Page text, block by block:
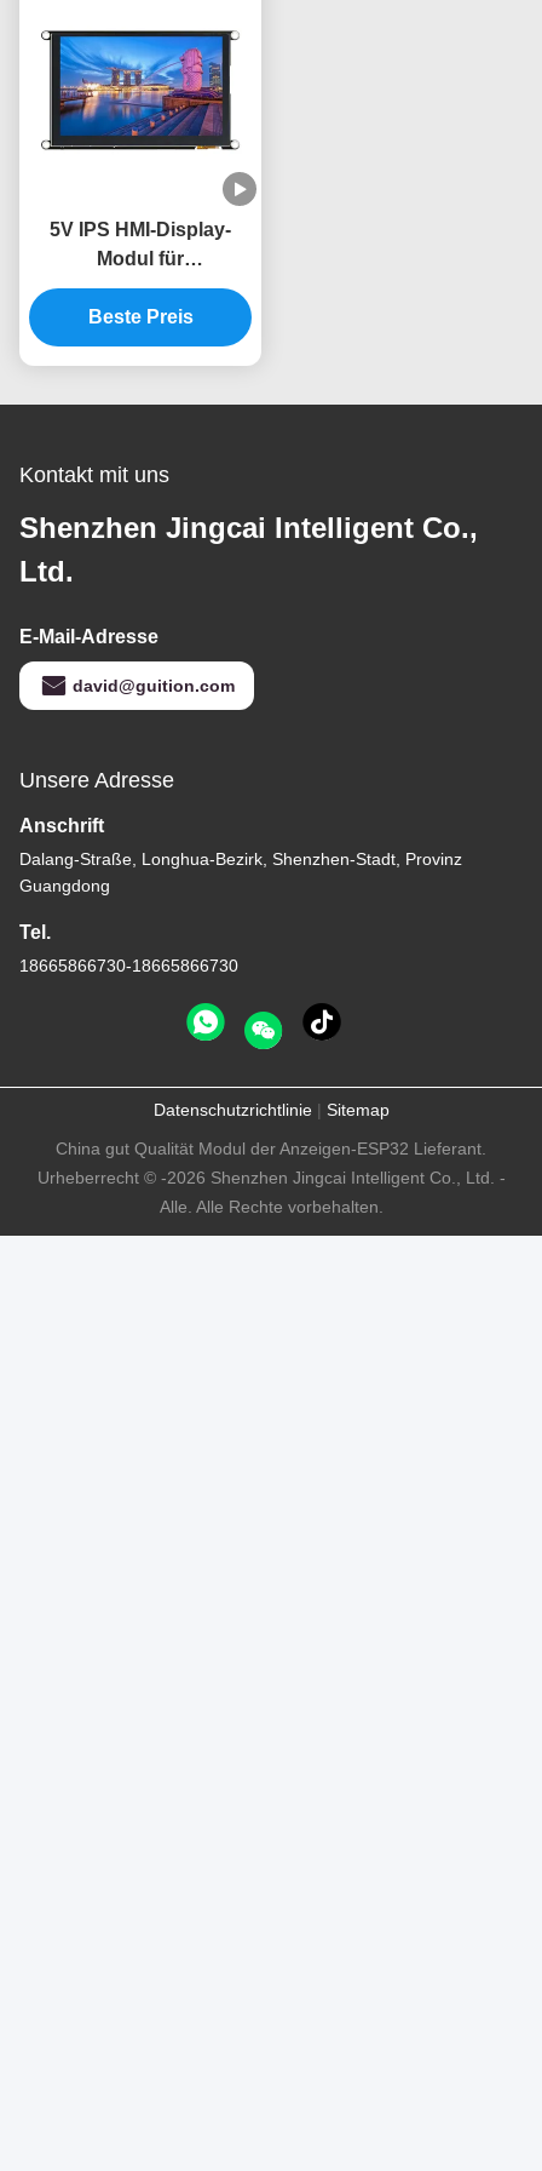
5V IPS HMI-Display-
Modul für
Industrieanwendungen
-30 bis 80 °C
Beste Preis
Kontakt mit uns
Shenzhen Jingcai Intelligent Co.,
Ltd.
E-Mail-Adresse
david@guition.com
Unsere Adresse
Anschrift
Dalang-Straße, Longhua-Bezirk, Shenzhen-Stadt, Provinz
Guangdong
Tel.
18665866730-18665866730
Datenschutzrichtlinie| Sitemap
China gut Qualität Modul der Anzeigen-ESP32 Lieferant.
Urheberrecht © -2026 Shenzhen Jingcai Intelligent Co., Ltd. -
Alle. Alle Rechte vorbehalten.